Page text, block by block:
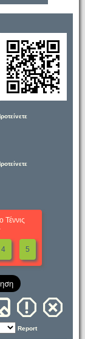
Τέννις
4 5
Report